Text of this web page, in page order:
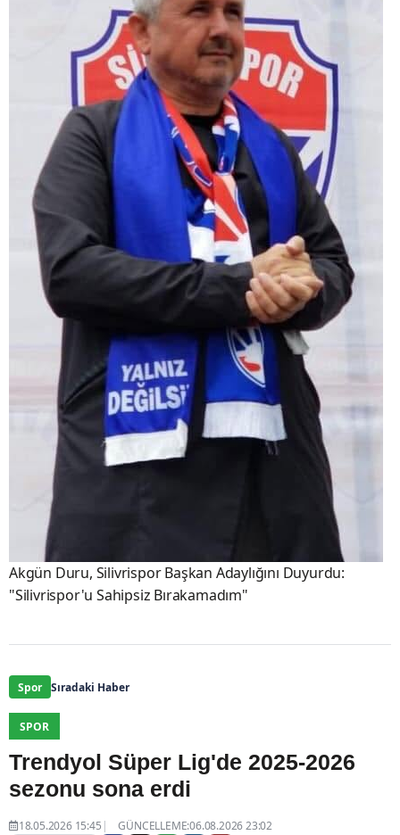
Akgün Duru, Silivrispor Başkan Adaylığını Duyurdu:
"Silivrispor'u Sahipsiz Bırakamadım"
Spor Sıradaki Haber
SPOR
Trendyol Süper Lig'de 2025-2026
sezonu sona erdi
18.05.2026 15:45
GÜNCELLEME:06.08.2026 23:02